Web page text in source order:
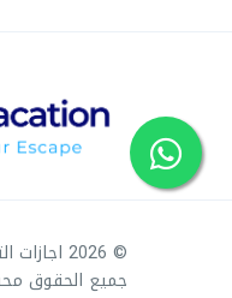
© 2026
جميع الحقوق